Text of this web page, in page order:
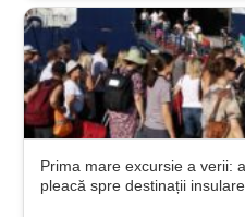
Prima mare excursie a verii:
pleacă spre destinații